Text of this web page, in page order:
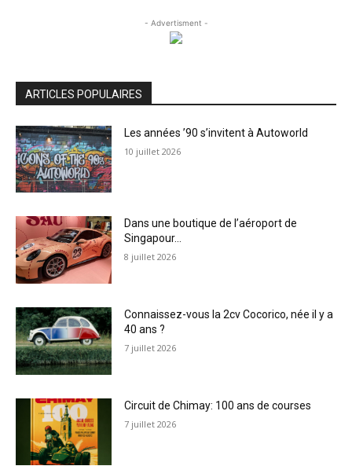
- Advertisment -
ARTICLES POPULAIRES
Les années ’90 s’invitent à Autoworld
10 juillet 2026
Dans une boutique de l’aéroport de
Singapour…
8 juillet 2026
Connaissez-vous la 2cv Cocorico, née il y a
40 ans ?
7 juillet 2026
Circuit de Chimay: 100 ans de courses
7 juillet 2026